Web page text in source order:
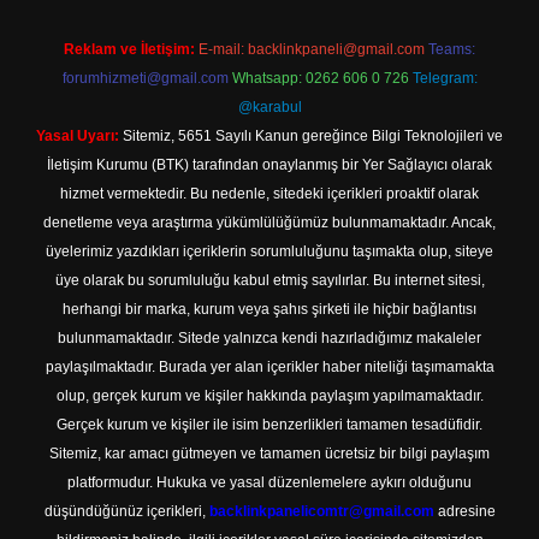
Reklam ve İletişim: E-mail: backlinkpaneli@gmail.com Teams:
forumhizmeti@gmail.com Whatsapp: 0262 606 0 726 Telegram:
@karabul
Yasal Uyarı: Sitemiz, 5651 Sayılı Kanun gereğince Bilgi Teknolojileri ve
İletişim Kurumu (BTK) tarafından onaylanmış bir Yer Sağlayıcı olarak
hizmet vermektedir. Bu nedenle, sitedeki içerikleri proaktif olarak
denetleme veya araştırma yükümlülüğümüz bulunmamaktadır. Ancak,
üyelerimiz yazdıkları içeriklerin sorumluluğunu taşımakta olup, siteye
üye olarak bu sorumluluğu kabul etmiş sayılırlar. Bu internet sitesi,
herhangi bir marka, kurum veya şahıs şirketi ile hiçbir bağlantısı
bulunmamaktadır. Sitede yalnızca kendi hazırladığımız makaleler
paylaşılmaktadır. Burada yer alan içerikler haber niteliği taşımamakta
olup, gerçek kurum ve kişiler hakkında paylaşım yapılmamaktadır.
Gerçek kurum ve kişiler ile isim benzerlikleri tamamen tesadüfidir.
Sitemiz, kar amacı gütmeyen ve tamamen ücretsiz bir bilgi paylaşım
platformudur. Hukuka ve yasal düzenlemelere aykırı olduğunu
düşündüğünüz içerikleri, backlinkpanelicomtr@gmail.com adresine